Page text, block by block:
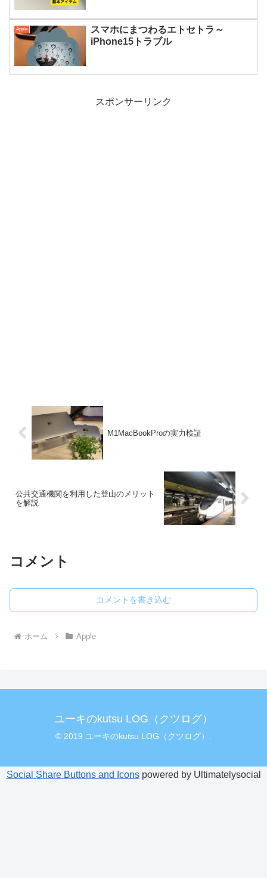
Apple
スマホにまつわるエトセトラ～
iPhone15トラブル
スポンサーリンク
M1MacBookProの実力検証
公共交通機関を利用した登山のメリット
を解説
コメント
コメントを書き込む
ホーム Apple
ユーキのkutsu LOG（クツログ）
© 2019 ユーキのkutsu LOG（クツログ）.
Social Share Buttons and Iconspowered by Ultimatelysocial